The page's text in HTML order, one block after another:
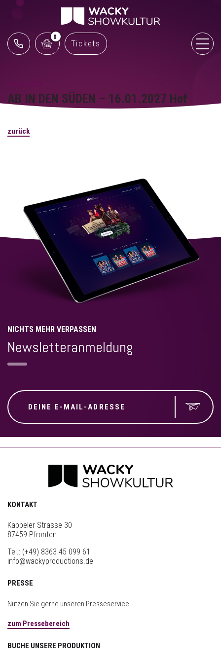
0
Tickets
AB IN DEN SÜDEN – 16.01.2027 Hof
zurück
NICHTS MEHR VERPASSEN
Newsletteranmeldung
KONTAKT
Kappeler Strasse 30
87459 Pfronten
Tel.: (+49) 8363 45 099 61
info@wackyproductions.de
PRESSE
Nutzen Sie gerne unseren Presseservice.
zum Pressebereich
BUCHE UNSERE PRODUKTION